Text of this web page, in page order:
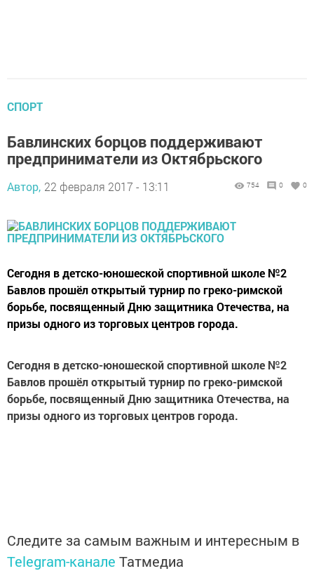
СПОРТ
Бавлинских борцов поддерживают
предприниматели из Октябрьского
Автор, 22 февраля 2017 - 13:11 754 0 0
Сегодня в детско-юношеской спортивной школе №2
Бавлов прошёл открытый турнир по греко-римской
борьбе, посвященный Дню защитника Отечества, на
призы одного из торговых центров города.
Сегодня в детско-юношеской спортивной школе №2
Бавловпрошёлоткрытый турнир по греко-римской
борьбе, посвященный Дню защитника Отечества, на
призы одного из торговых центров города.
Следите за самым важным и интересным в
Telegram-канале Татмедиа